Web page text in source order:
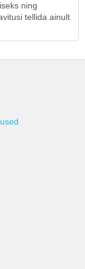
ning
tellida ainult